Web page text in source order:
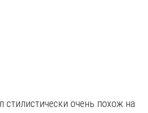
стилистически очень похож на